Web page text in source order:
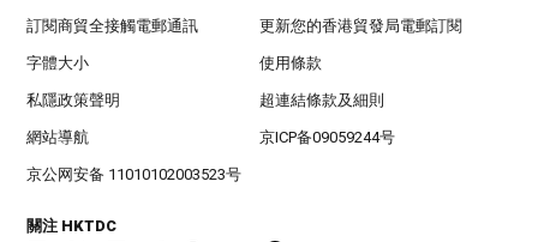
訂閱商貿全接觸電郵通訊 更新您的香港貿發局電郵訂閱
字體大小 使用條款
私隱政策聲明 超連結條款及細則
網站導航 京ICP备09059244号
京公网安备 11010102003523号
關注 HKTDC